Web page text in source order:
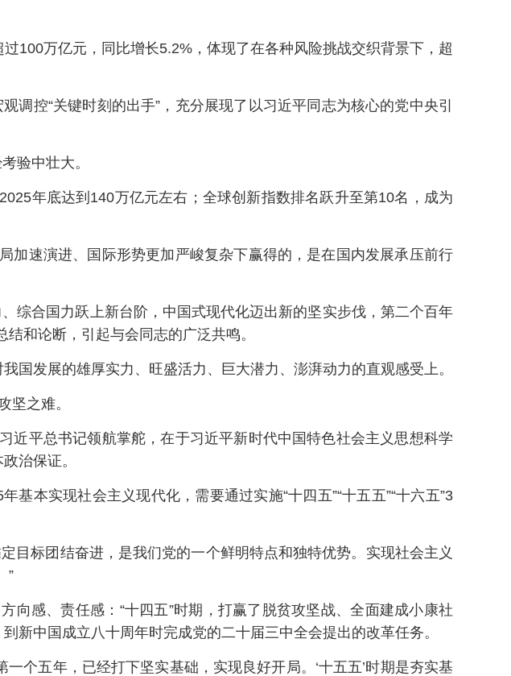
100万亿元，同比增长5.2%，体现了在各种风险挑战交织背景下，超
控“关键时刻的出手”，充分展现了以习近平同志为核心的党中央引
验中壮大。
年底达到140万亿元左右；全球创新指数排名跃升至第10名，成为
加速演进、国际形势更加严峻复杂下赢得的，是在国内发展承压前行
综合国力跃上新台阶，中国式现代化迈出新的坚实步伐，第二个百年
和论断，引起与会同志的广泛共鸣。
国发展的雄厚实力、旺盛活力、巨大潜力、澎湃动力的直观感受上。
坚之难。
近平总书记领航掌舵，在于习近平新时代中国特色社会主义思想科学
治保证。
本实现社会主义现代化，需要通过实施“十四五”“十五五”“十六五”3
目标团结奋进，是我们党的一个鲜明特点和独特优势。实现社会主义
”
感、责任感：“十四五”时期，打赢了脱贫攻坚战、全面建成小康社
新中国成立八十周年时完成党的二十届三中全会提出的改革任务。
个五年，已经打下坚实基础，实现良好开局。‘十五五’时期是夯实基